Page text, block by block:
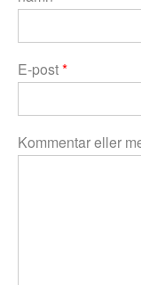
E-post*
Kommentar eller